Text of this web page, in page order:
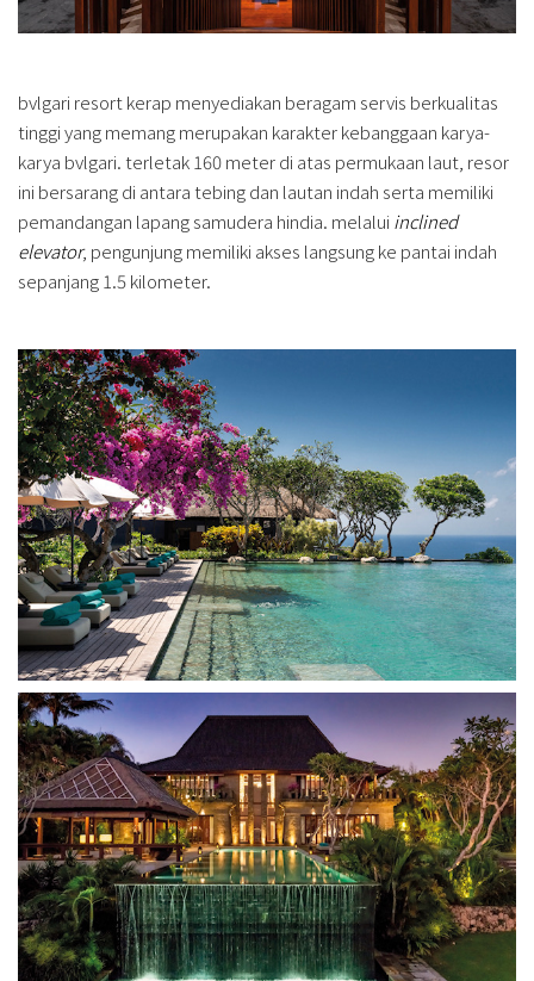
bvlgari resort kerap menyediakan beragam servis berkualitas
tinggi yang memang merupakan karakter kebanggaan karya-
karya bvlgari. terletak 160 meter di atas permukaan laut, resor
ini bersarang di antara tebing dan lautan indah serta memiliki
pemandangan lapang samudera hindia. melalui inclined
elevator, pengunjung memiliki akses langsung ke pantai indah
sepanjang 1.5 kilometer.